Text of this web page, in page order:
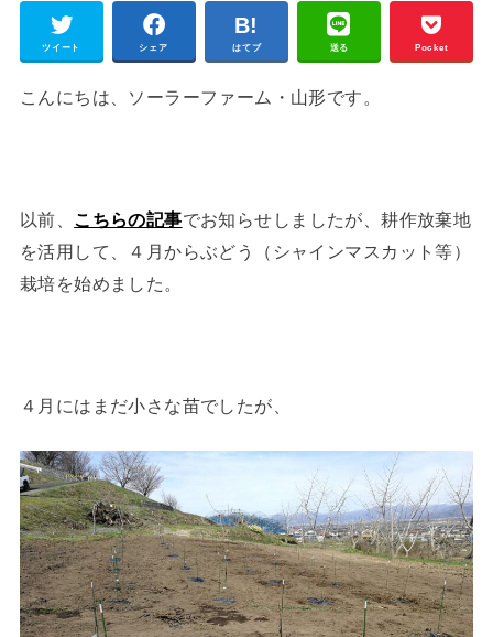
ツイート シェア はてブ 送る Pocket
こんにちは、ソーラーファーム・山形です。
以前、 こちらの記事でお知らせしましたが、耕作放棄地
を活用して、４月からぶどう（シャインマスカット等）
栽培を始めました。
４月にはまだ小さな苗でしたが、